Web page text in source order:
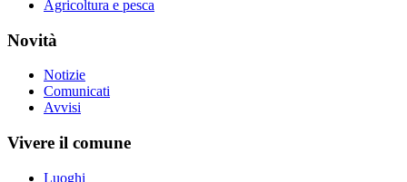
Agricoltura e pesca
Novità
Notizie
Comunicati
Avvisi
Vivere il comune
Luoghi